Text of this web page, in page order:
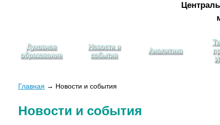
Духовное
образование
Новости и
события
Аналитика
Главная → Новости и события
Новости и события